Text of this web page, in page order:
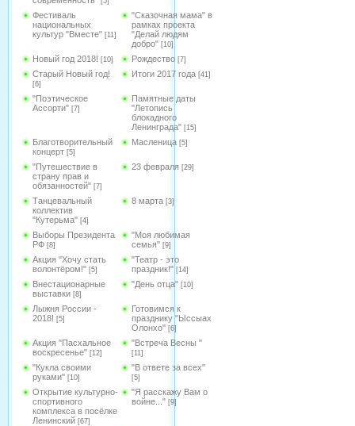
Фестиваль
национальных
культур "Вместе" [11]
"Сказочная мама" в
рамках проекта
"Делай людям
добро" [10]
Новый год 2018! [10] Рождество [7]
Старый Новый год!
[6]
Итоги 2017 года [41]
"Поэтическое
Ассорти" [7]
Памятные даты
"Летопись
блокадного
Ленинграда" [15]
Благотворительный
концерт [5]
Масленица [5]
"Путешествие в
страну прав и
обязанностей" [7]
23 февраля [29]
Танцевальный
коллектив
"Кутерьма" [4]
8 марта [3]
Выборы Президента
РФ [8]
"Моя любимая
семья" [9]
Акция "Хочу стать
волонтёром!" [5]
"Театр - это
праздник!" [14]
Внестационарные
выставки [8]
"День отца" [10]
Лыжня России -
2018! [5]
Готовимся к
празднику "Ыссыах
Олонхо" [6]
Акция "Пасхальное
воскресенье" [12]
"Встреча Весны "
[11]
"Кукла своими
руками" [10]
"В ответе за всех"
[5]
Открытие культурно-
спортивного
комплекса в посёлке
Ленинский [67]
"Я расскажу Вам о
войне..." [9]